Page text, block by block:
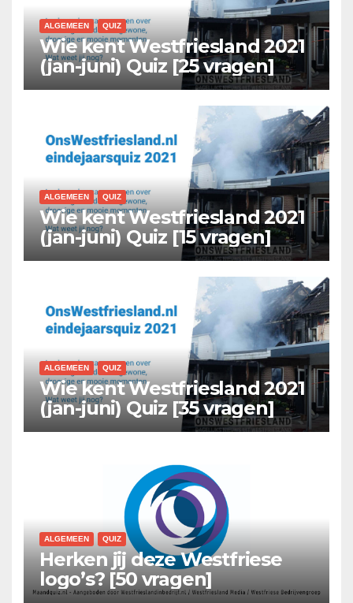
ALGEMEEN QUIZ
Wie kent Westfriesland 2021
(jan-juni) Quiz [25 vragen]
ALGEMEEN QUIZ
Wie kent Westfriesland 2021
(jan-juni) Quiz [15 vragen]
ALGEMEEN QUIZ
Wie kent Westfriesland 2021
(jan-juni) Quiz [35 vragen]
ALGEMEEN QUIZ
Herken jij deze Westfriese
logo’s? [50 vragen]